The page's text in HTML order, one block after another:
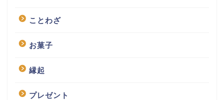
ことわざ
お菓子
縁起
プレゼント